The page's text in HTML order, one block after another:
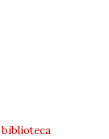
biblioteca